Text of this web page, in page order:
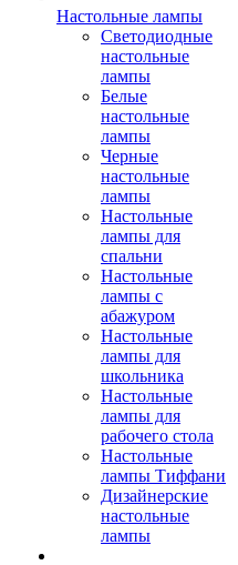
Настольные лампы
Светодиодные
настольные
лампы
Белые
настольные
лампы
Черные
настольные
лампы
Настольные
лампы для
спальни
Настольные
лампы с
абажуром
Настольные
лампы для
школьника
Настольные
лампы для
рабочего стола
Настольные
лампы Тиффани
Дизайнерские
настольные
лампы